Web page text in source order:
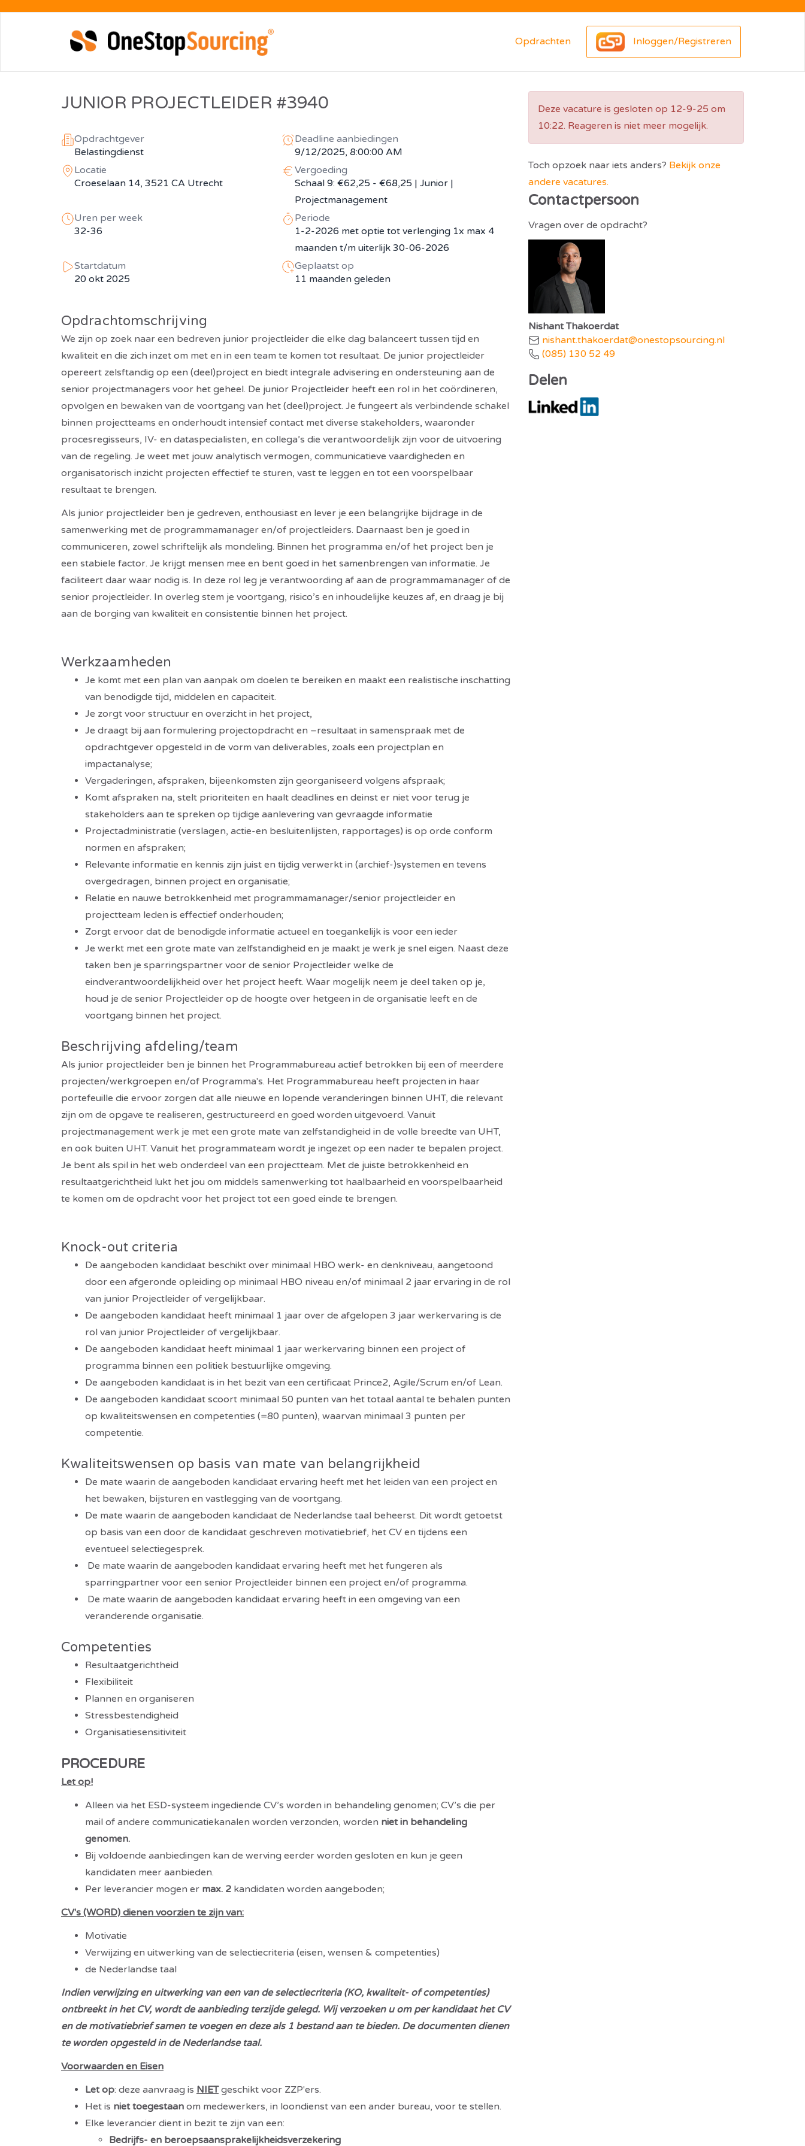
Opdrachten Inloggen/Registreren
JUNIOR PROJECTLEIDER #3940
Opdrachtgever
Belastingdienst
Deadline aanbiedingen
9/12/2025, 8:00:00 AM
Locatie
Croeselaan 14, 3521 CA Utrecht
Vergoeding
Schaal 9: €62,25 - €68,25 | Junior |
Projectmanagement
Uren per week
32-36
Periode
1-2-2026 met optie tot verlenging 1x max 4
maanden t/m uiterlijk 30-06-2026
Startdatum
20 okt 2025
Geplaatst op
11 maanden geleden
Opdrachtomschrijving
We zijn op zoek naar een bedreven junior projectleider die elke dag balanceert tussen tijd en
kwaliteit en die zich inzet om met en in een team te komen tot resultaat. De junior projectleider
opereert zelsftandig op een (deel)project en biedt integrale advisering en ondersteuning aan de
senior projectmanagers voor het geheel. De junior Projectleider heeft een rol in het coördineren,
opvolgen en bewaken van de voortgang van het (deel)project. Je fungeert als verbindende schakel
binnen projectteams en onderhoudt intensief contact met diverse stakeholders, waaronder
procesregisseurs, IV- en dataspecialisten, en collega’s die verantwoordelijk zijn voor de uitvoering
van de regeling. Je weet met jouw analytisch vermogen, communicatieve vaardigheden en
organisatorisch inzicht projecten effectief te sturen, vast te leggen en tot een voorspelbaar
resultaat te brengen.
Als junior projectleider ben je gedreven, enthousiast en lever je een belangrijke bijdrage in de
samenwerking met de programmamanager en/of projectleiders. Daarnaast ben je goed in
communiceren, zowel schriftelijk als mondeling. Binnen het programma en/of het project ben je
een stabiele factor. Je krijgt mensen mee en bent goed in het samenbrengen van informatie. Je
faciliteert daar waar nodig is. In deze rol leg je verantwoording af aan de programmamanager of de
senior projectleider. In overleg stem je voortgang, risico’s en inhoudelijke keuzes af, en draag je bij
aan de borging van kwaliteit en consistentie binnen het project.
Werkzaamheden
Je komt met een plan van aanpak om doelen te bereiken en maakt een realistische inschatting
van benodigde tijd, middelen en capaciteit.
Je zorgt voor structuur en overzicht in het project,
Je draagt bij aan formulering projectopdracht en –resultaat in samenspraak met de
opdrachtgever opgesteld in de vorm van deliverables, zoals een projectplan en
impactanalyse;
Vergaderingen, afspraken, bijeenkomsten zijn georganiseerd volgens afspraak;
Komt afspraken na, stelt prioriteiten en haalt deadlines en deinst er niet voor terug je
stakeholders aan te spreken op tijdige aanlevering van gevraagde informatie
Projectadministratie (verslagen, actie-en besluitenlijsten, rapportages) is op orde conform
normen en afspraken;
Relevante informatie en kennis zijn juist en tijdig verwerkt in (archief-)systemen en tevens
overgedragen, binnen project en organisatie;
Relatie en nauwe betrokkenheid met programmamanager/senior projectleider en
projectteam leden is effectief onderhouden;
Zorgt ervoor dat de benodigde informatie actueel en toegankelijk is voor een ieder
Je werkt met een grote mate van zelfstandigheid en je maakt je werk je snel eigen. Naast deze
taken ben je sparringspartner voor de senior Projectleider welke de
eindverantwoordelijkheid over het project heeft. Waar mogelijk neem je deel taken op je,
houd je de senior Projectleider op de hoogte over hetgeen in de organisatie leeft en de
voortgang binnen het project.
Beschrijving afdeling/team
Als junior projectleider ben je binnen het Programmabureau actief betrokken bij een of meerdere
projecten/werkgroepen en/of Programma's. Het Programmabureau heeft projecten in haar
portefeuille die ervoor zorgen dat alle nieuwe en lopende veranderingen binnen UHT, die relevant
zijn om de opgave te realiseren, gestructureerd en goed worden uitgevoerd. Vanuit
projectmanagement werk je met een grote mate van zelfstandigheid in de volle breedte van UHT,
en ook buiten UHT. Vanuit het programmateam wordt je ingezet op een nader te bepalen project.
Je bent als spil in het web onderdeel van een projectteam. Met de juiste betrokkenheid en
resultaatgerichtheid lukt het jou om middels samenwerking tot haalbaarheid en voorspelbaarheid
te komen om de opdracht voor het project tot een goed einde te brengen.
Knock-out criteria
De aangeboden kandidaat beschikt over minimaal HBO werk- en denkniveau, aangetoond
door een afgeronde opleiding op minimaal HBO niveau en/of minimaal 2 jaar ervaring in de rol
van junior Projectleider of vergelijkbaar.
De aangeboden kandidaat heeft minimaal 1 jaar over de afgelopen 3 jaar werkervaring is de
rol van junior Projectleider of vergelijkbaar.
De aangeboden kandidaat heeft minimaal 1 jaar werkervaring binnen een project of
programma binnen een politiek bestuurlijke omgeving.
De aangeboden kandidaat is in het bezit van een certificaat Prince2, Agile/Scrum en/of Lean.
De aangeboden kandidaat scoort minimaal 50 punten van het totaal aantal te behalen punten
op kwaliteitswensen en competenties (=80 punten), waarvan minimaal 3 punten per
competentie.
Kwaliteitswensen op basis van mate van belangrijkheid
De mate waarin de aangeboden kandidaat ervaring heeft met het leiden van een project en
het bewaken, bijsturen en vastlegging van de voortgang.
De mate waarin de aangeboden kandidaat de Nederlandse taal beheerst. Dit wordt getoetst
op basis van een door de kandidaat geschreven motivatiebrief, het CV en tijdens een
eventueel selectiegesprek.
De mate waarin de aangeboden kandidaat ervaring heeft met het fungeren als
sparringpartner voor een senior Projectleider binnen een project en/of programma.
De mate waarin de aangeboden kandidaat ervaring heeft in een omgeving van een
veranderende organisatie.
Competenties
Resultaatgerichtheid
Flexibiliteit
Plannen en organiseren
Stressbestendigheid
Organisatiesensitiviteit
PROCEDURE
Let op!
Alleen via het ESD-systeem ingediende CV’s worden in behandeling genomen; CV’s die per
mail of andere communicatiekanalen worden verzonden, worden niet in behandeling
genomen.
Bij voldoende aanbiedingen kan de werving eerder worden gesloten en kun je geen
kandidaten meer aanbieden.
Per leverancier mogen er max. 2 kandidaten worden aangeboden;
CV's (WORD) dienen voorzien te zijn van:
Motivatie
Verwijzing en uitwerking van de selectiecriteria (eisen, wensen & competenties)
de Nederlandse taal
Indien verwijzing en uitwerking van een van de selectiecriteria (KO, kwaliteit- of competenties)
ontbreekt in het CV, wordt de aanbieding terzijde gelegd. Wij verzoeken u om per kandidaat het CV
en de motivatiebrief samen te voegen en deze als 1 bestand aan te bieden. De documenten dienen
te worden opgesteld in de Nederlandse taal.
Voorwaarden en Eisen
Let op: deze aanvraag is NIETgeschikt voor ZZP'ers.
Het is niet toegestaan om medewerkers, in loondienst van een ander bureau, voor te stellen.
Elke leverancier dient in bezit te zijn van een:
Bedrijfs- en beroepsaansprakelijkheidsverzekering
Deze vacature is gesloten op 12-9-25 om
10:22. Reageren is niet meer mogelijk.
Toch opzoek naar iets anders? Bekijk onze
andere vacatures.
Contactpersoon
Vragen over de opdracht?
Nishant Thakoerdat
nishant.thakoerdat@onestopsourcing.nl
(085) 130 52 49
Delen